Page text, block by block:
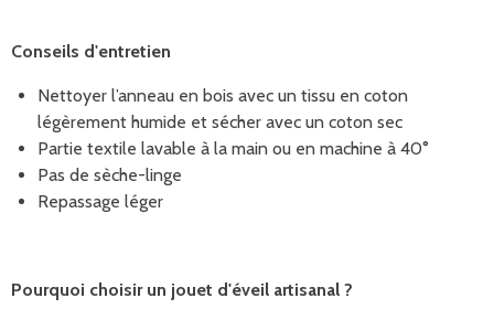
Conseils d'entretien
Nettoyer l’anneau en bois avec un tissu en coton
légèrement humide et sécher avec un coton sec
Partie textile lavable à la main ou en machine à 40°
Pas de sèche-linge
Repassage léger
Pourquoi choisir un jouet d'éveil artisanal ?